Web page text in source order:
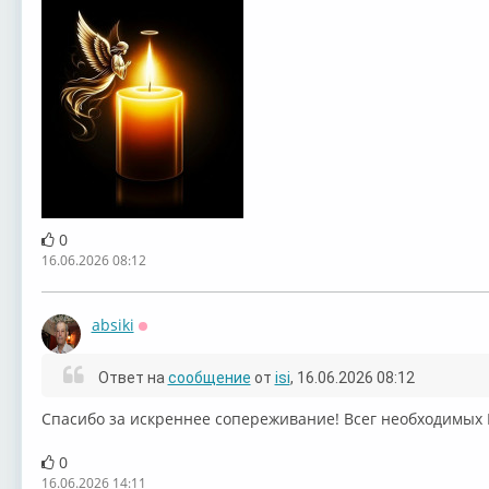
0
16.06.2026 08:12
absiki
Ответ на сообщение от isi, 16.06.2026 08:12
Спасибо за искреннее сопереживание! Всег необходимых
0
16.06.2026 14:11